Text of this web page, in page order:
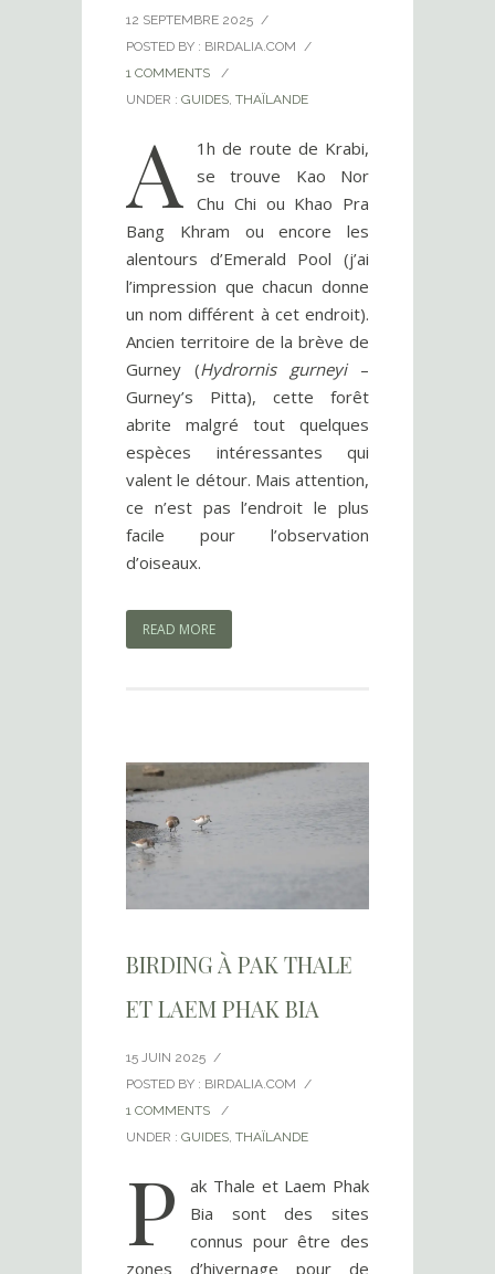
12 SEPTEMBRE 2025 /
POSTED BY : BIRDALIA.COM /
1 COMMENTS
/
UNDER : GUIDES, THAÏLANDE
A
1h de route de Krabi,
se trouve Kao Nor
Chu Chi ou Khao Pra
Bang Khram ou encore les
alentours d’Emerald Pool (j’ai
l’impression que chacun donne
un nom différent à cet endroit).
Ancien territoire de la brève de
Gurney (Hydrornis gurneyi–
Gurney’s Pitta), cette forêt
abrite malgré tout quelques
espèces intéressantes qui
valent le détour. Mais attention,
ce n’est pas l’endroit le plus
facile pour l’observation
d’oiseaux.
READ MORE
BIRDING À PAK THALE
ET LAEM PHAK BIA
15 JUIN 2025 /
POSTED BY : BIRDALIA.COM
/
1 COMMENTS
/
UNDER : GUIDES THAÏLANDE
P
ak Thale et Laem Phak
Bia sont des sites
connus pour être des
zones d’hivernage pour de